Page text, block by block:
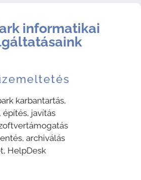
informatikai
karbantartás,
javítás
archiválás
HelpDesk